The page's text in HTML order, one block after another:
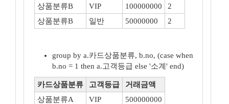
상품분류B
VIP 100000000
2
상품분류B
일반 50000000 2
group by a.카드상품분류, b.no, (case when
b.no = 1 then a.고객등급 else '소계' end)
카드상품분류 고객등급
거래금액
상품분류A
VIP
500000000